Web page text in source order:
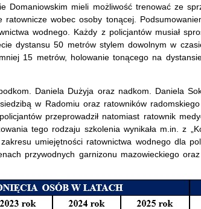
Domaniowskim mieli możliwość trenować ze
wobec osoby tonącej.
wodnego. Każdy z policjantów musiał
dystansu 50 metrów stylem dowolnym w
15 metrów, holowanie tonącego na
Daniela Dużyja oraz nadkom. Daniela
w Radomiu oraz ratowników
przeprowadził natomiast ratownik
tego rodzaju szkolenia wynikała m.in. z
umiejętności ratownictwa wodnego dla
przywodnych garnizonu mazowieckiego